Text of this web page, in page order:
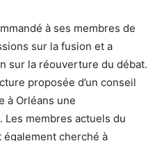
à ses membres de
sur la fusion et a
sur la réouverture du débat.
proposée d’un conseil
à Orléans une
membres actuels du
également cherché à